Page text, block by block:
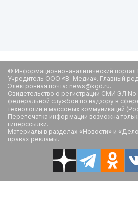
© Информационно-аналитический портал
Учредитель ООО «В-Медиа». Главный
Электронная почта: news@kgd.ru.
Свидетельство о регистрации СМИ ЭЛ
федеральной службой по надзору в
технологий и массовых коммуникаций
Перепечатка информации возможна
гиперссылки.
Материалы в разделах «Новости» и
правах рекламы.